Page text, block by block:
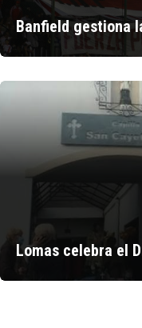
Banfield gestiona
Lomas celebra el